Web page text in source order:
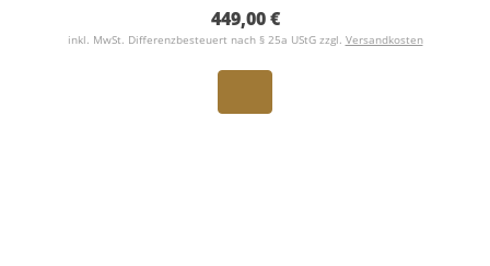
449,00 €
inkl. MwSt. Differenzbesteuert nach § 25a UStG zzgl. Versandkosten